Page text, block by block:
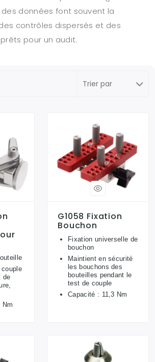
données font souvent la
contrôles dispersés et des
pour un audit.
de
Nm
G1058 Fixation
Bouchon
Fixation universelle de
bouchon
Maintient en sécurité
les bouchons des
bouteilles pendant le
test de couple
Capacité : 11,3 Nm